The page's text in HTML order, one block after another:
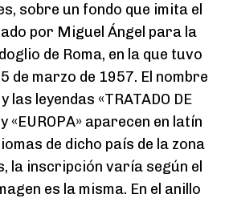
sobre un fondo que imita el
por Miguel Ángel para la
de Roma, en la que tuvo
de marzo de 1957. El nombre
las leyendas «TRATADO DE
«EUROPA» aparecen en latín
de dicho país de la zona
la inscripción varía según el
es la misma. En el anillo